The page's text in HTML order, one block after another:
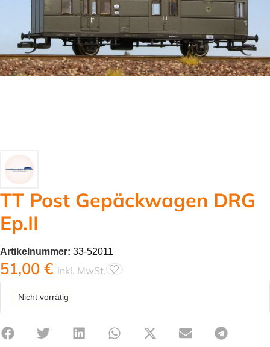
TT Post Gepäckwagen DRG
Ep.II
Artikelnummer: 33-52011
51,00 € inkl. MwSt.
Nicht vorrätig